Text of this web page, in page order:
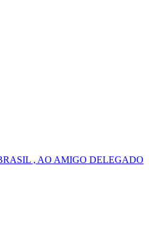
, AO AMIGO DELEGADO